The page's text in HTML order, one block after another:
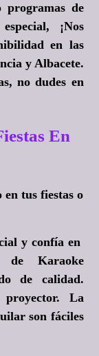
programas de
¡Nos
en las
y Albacete.
no dudes en
En
tus fiestas o
y confía en
de Karaoke
de calidad.
La
son fáciles